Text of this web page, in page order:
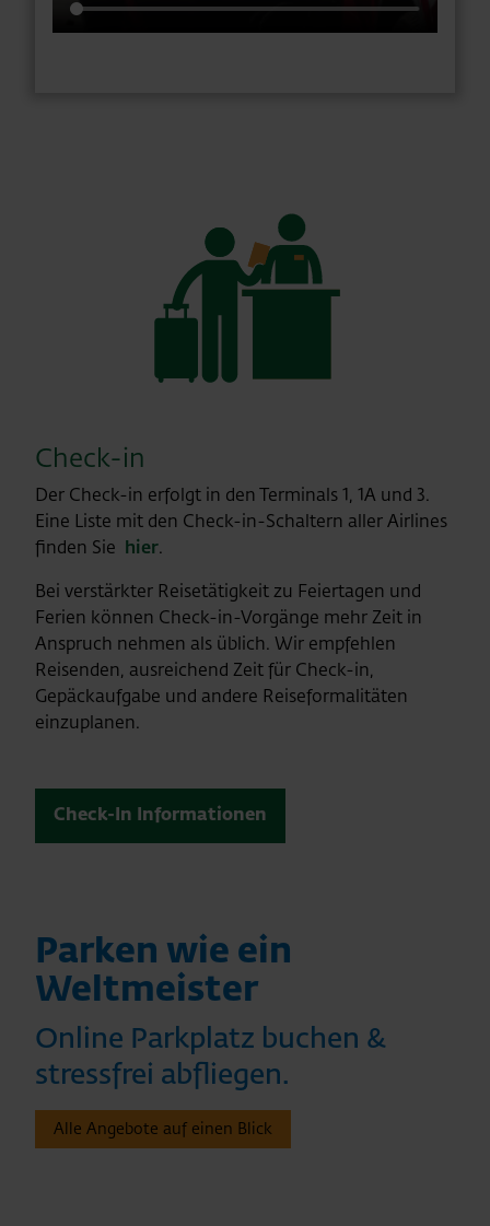
Check-in
Der Check-in erfolgt in den Terminals 1, 1A und 3.
Eine Liste mit den Check-in-Schaltern aller Airlines
finden Sie hier.
Bei verstärkter Reisetätigkeit zu Feiertagen und
Ferien können Check-in-Vorgänge mehr Zeit in
Anspruch nehmen als üblich. Wir empfehlen
Reisenden, ausreichend Zeit für Check-in,
Gepäckaufgabe und andere Reiseformalitäten
einzuplanen.
Check-In Informationen
Parken wie ein
Weltmeister
Online Parkplatz buchen &
stressfrei abfliegen.
Alle Angebote auf einen Blick